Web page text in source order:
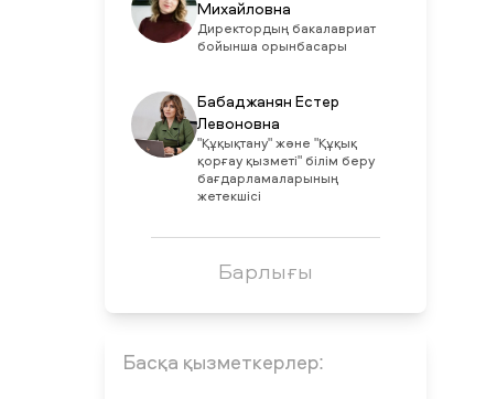
Михайловна
Директордың бакалавриат
бойынша орынбасары
Бабаджанян Естер
Левоновна
"Құқықтану" және "Құқық
қорғау қызметі" білім беру
бағдарламаларының
жетекшісі
Барлығы
Басқа қызметкерлер: